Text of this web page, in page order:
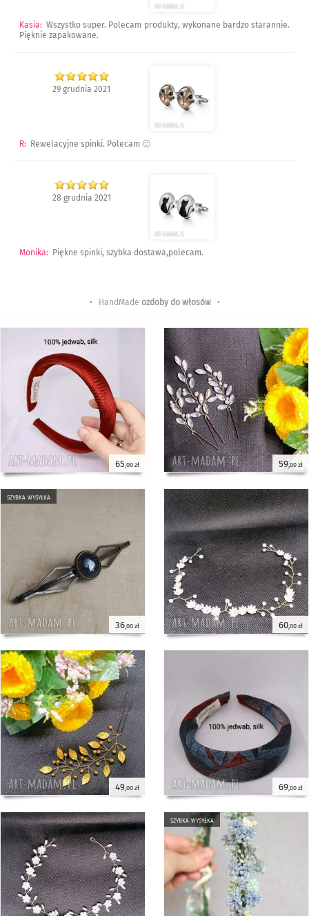
Kasia: Wszystko super. Polecam produkty, wykonane bardzo starannie.
Pięknie zapakowane.
29 grudnia 2021
R: Rewelacyjne spinki. Polecam 🙂
28 grudnia 2021
Monika: Piękne spinki, szybka dostawa,polecam.
• HandMade ozdoby do włosów•
65 ,00 zł 59,00 zł
szybka wysyłka
36,00 zł 60,00 zł
49,00 zł 69,00 zł
szybka wysyłka